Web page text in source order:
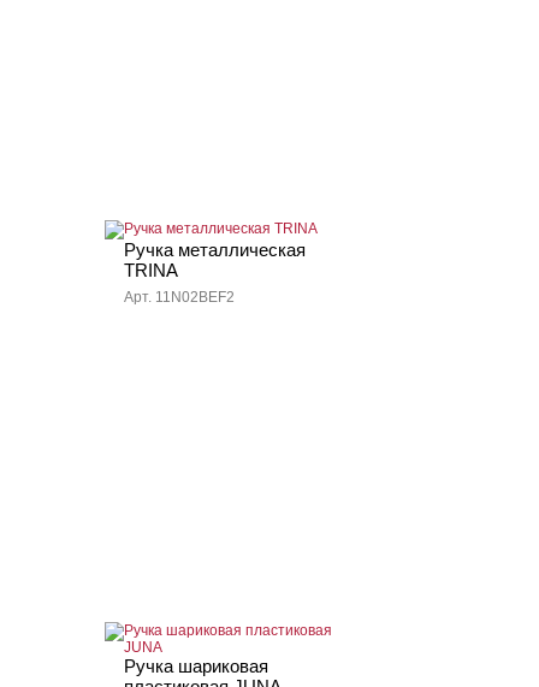
Ручка металлическая
TRINA
Арт. 11N02BEF2
Ручка шариковая